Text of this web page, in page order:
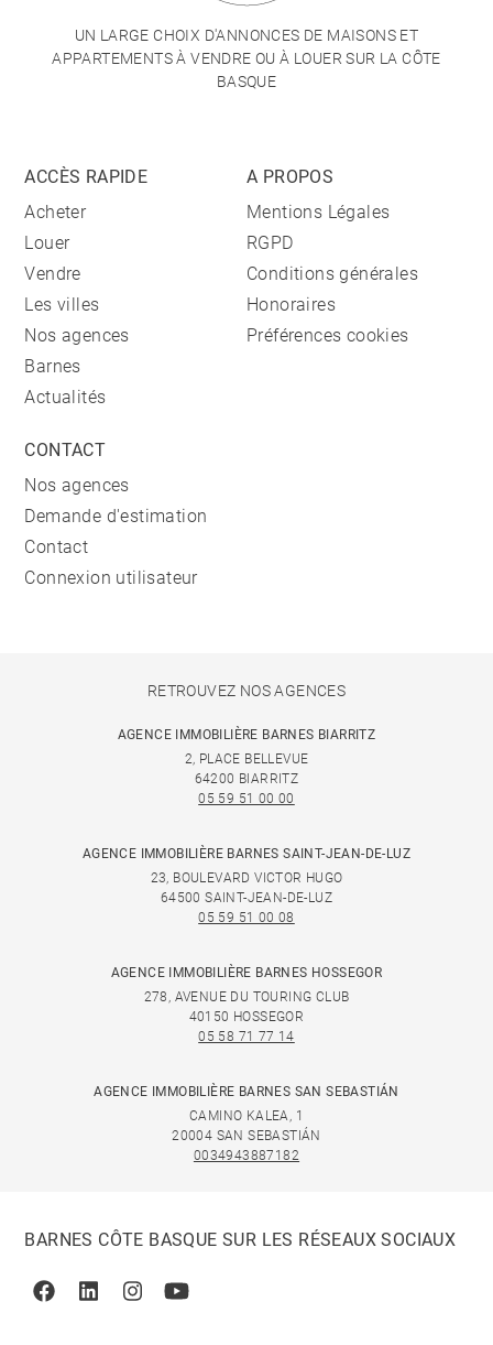
UN LARGE CHOIX D'ANNONCES DE MAISONS ET
APPARTEMENTS À VENDRE OU À LOUER SUR LA CÔTE
BASQUE
ACCÈS RAPIDE
Acheter
Louer
Vendre
Les villes
Nos agences
Barnes
Actualités
A PROPOS
Mentions Légales
RGPD
Conditions générales
Honoraires
Préférences cookies
CONTACT
Nos agences
Demande d'estimation
Contact
Connexion utilisateur
RETROUVEZ NOS AGENCES
AGENCE IMMOBILIÈRE BARNES BIARRITZ
2, PLACE BELLEVUE
64200 BIARRITZ
05 59 51 00 00
AGENCE IMMOBILIÈRE BARNES SAINT-JEAN-DE-LUZ
23, BOULEVARD VICTOR HUGO
64500 SAINT-JEAN-DE-LUZ
05 59 51 00 08
AGENCE IMMOBILIÈRE BARNES HOSSEGOR
278, AVENUE DU TOURING CLUB
40150 HOSSEGOR
05 58 71 77 14
AGENCE IMMOBILIÈRE BARNES SAN SEBASTIÁN
CAMINO KALEA, 1
20004 SAN SEBASTIÁN
0034943887182
BARNES CÔTE BASQUE SUR LES RÉSEAUX SOCIAUX
FacebookLinkedinInstagramYoutube